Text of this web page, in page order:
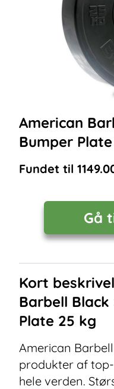
American
Bumper
Fundet til
Gå
Kort
Barbell
Plate 25 kg
American
produkter af
hele verden.